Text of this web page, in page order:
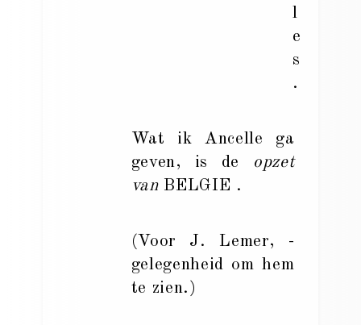
l
e
s
.
Wat ik Ancelle ga
geven, is de opzet
vanBELGIE .
(Voor J. Lemer, -
gelegenheid om hem
te zien.)